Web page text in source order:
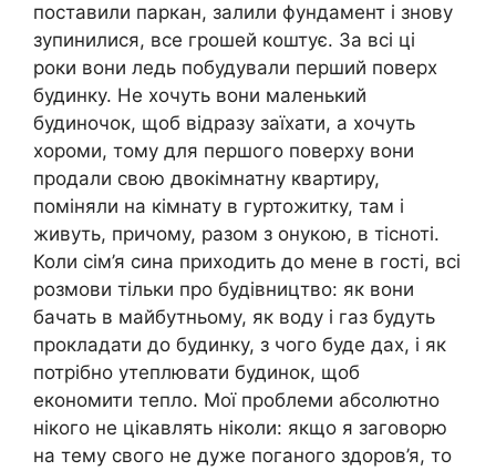
поставили паркан, залили фундамент і знову
зупинилися, все грошей коштує. За всі ці
роки вони ледь побудували перший поверх
будинку. Не хочуть вони маленький
будиночок, щоб відразу заїхати, а хочуть
хороми, тому для першого поверху вони
продали свою двокімнатну квартиру,
поміняли на кімнату в гуртожитку, там і
живуть, причому, разом з онукою, в тісноті.
Коли сім’я сина приходить до мене в гості, всі
розмови тільки про будівництво: як вони
бачать в майбутньому, як воду і газ будуть
прокладати до будинку, з чого буде дах, і як
потрібно утеплювати будинок, щоб
економити тепло. Мої проблеми абсолютно
нікого не цікавлять ніколи: якщо я заговорю
на тему свого не дуже поганого здоров’я, то